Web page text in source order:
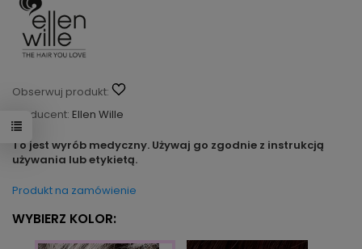
Obserwuj produkt:
Producent: Ellen Wille
To jest wyrób medyczny. Używaj go zgodnie z instrukcją
używania lub etykietą.
Produkt na zamówienie
WYBIERZ KOLOR: